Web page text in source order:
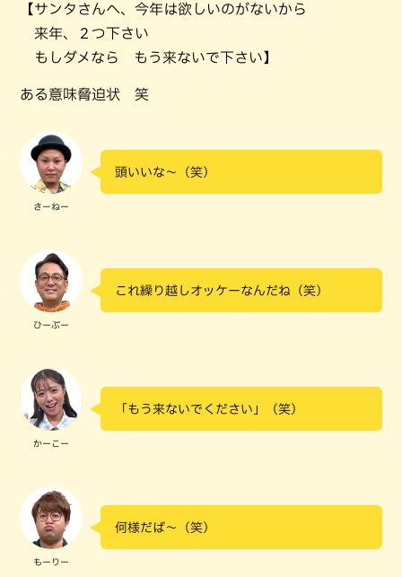
【サンタさんへ、今年は欲しいのがないから
来年、２つ下さい
もしダメなら もう来ないで下さい】
ある意味脅迫状 笑
さーねー
頭いいな～（笑）
ひーぷー
これ繰り越しオッケーなんだね（笑）
かーこー
「もう来ないでください」（笑）
もーりー
何様だば～（笑）